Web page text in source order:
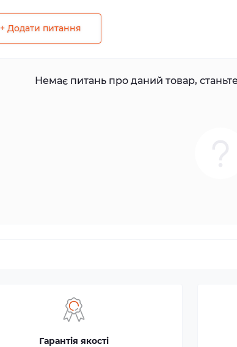
+ Додати питання
Немає питань про даний товар,
Гарантія якості